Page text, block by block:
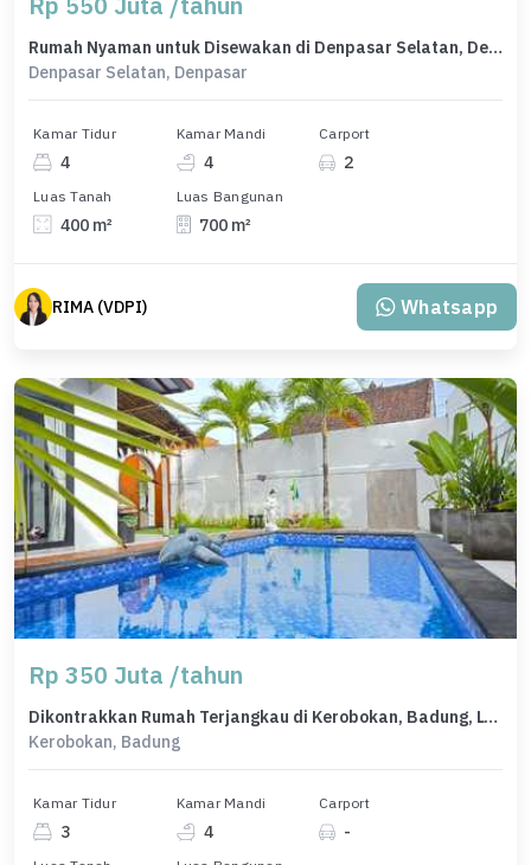
Rumah Nyaman untuk Disewakan di Denpasar Selatan, Denpasar, Harga 550 Juta /tahun
Denpasar Selatan, Denpasar
Kamar Tidur
4
Kamar Mandi
4
Carport
2
Luas Tanah
400 m²
Luas Bangunan
700 m²
RIMA (VDPI) Whatsapp
Rp 350 Juta /tahun
Dikontrakkan Rumah Terjangkau di Kerobokan, Badung, LT 300m²
Kerobokan, Badung
Kamar Tidur
3
Kamar Mandi
4
Carport
-